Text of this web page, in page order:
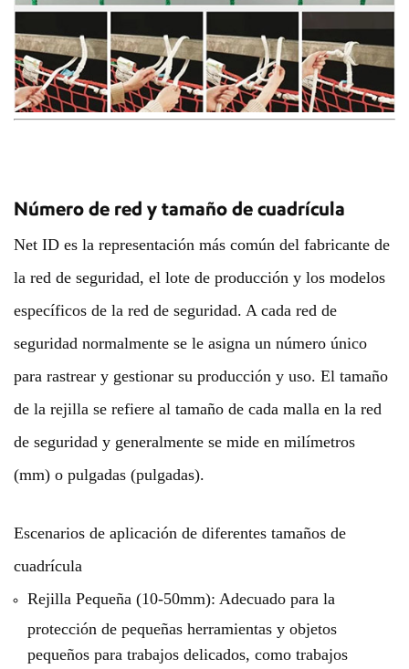
Número de red y tamaño de cuadrícula
Net ID es la representación más común del fabricante de
la red de seguridad, el lote de producción y los modelos
específicos de la red de seguridad. A cada red de
seguridad normalmente se le asigna un número único
para rastrear y gestionar su producción y uso. El tamaño
de la rejilla se refiere al tamaño de cada malla en la red
de seguridad y generalmente se mide en milímetros
(mm) o pulgadas (pulgadas).
Escenarios de aplicación de diferentes tamaños de
cuadrícula
Rejilla Pequeña (10-50mm): Adecuado para la
protección de pequeñas herramientas y objetos
pequeños para trabajos delicados, como trabajos